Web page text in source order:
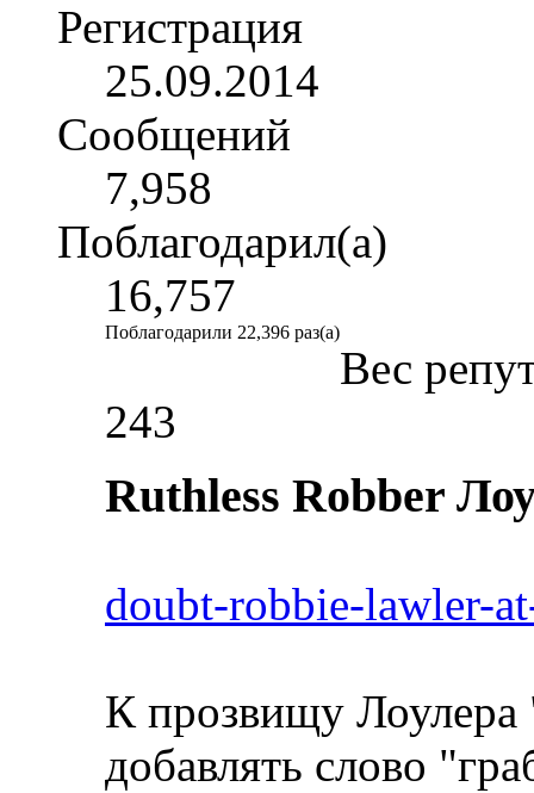
Регистрация
25.09.2014
Сообщений
7,958
Поблагодарил(а)
16,757
Поблагодарили 22,396 раз(а)
Вес
243
Ruthless Robber
doubt-robbie-lawler-
К прозвищу
добавлять слово